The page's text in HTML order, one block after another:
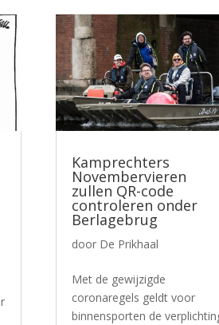
Kamprechters
Novembervieren
zullen QR-code
controleren onder
Berlagebrug
door De Prikhaal
Met de gewijzigde
coronaregels geldt voor
binnensporten de